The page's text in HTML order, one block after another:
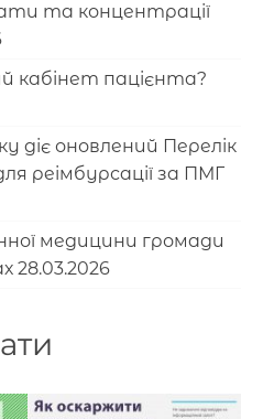
та концентрації
кабінет пацієнта?
діє оновлений Перелік
реімбурсації за ПМГ
медицини громади
28.03.2026